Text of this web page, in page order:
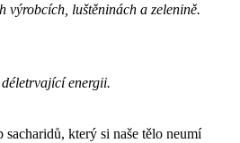
výrobcích, luštěninách a zelenině.
energii.
který si naše tělo neumí